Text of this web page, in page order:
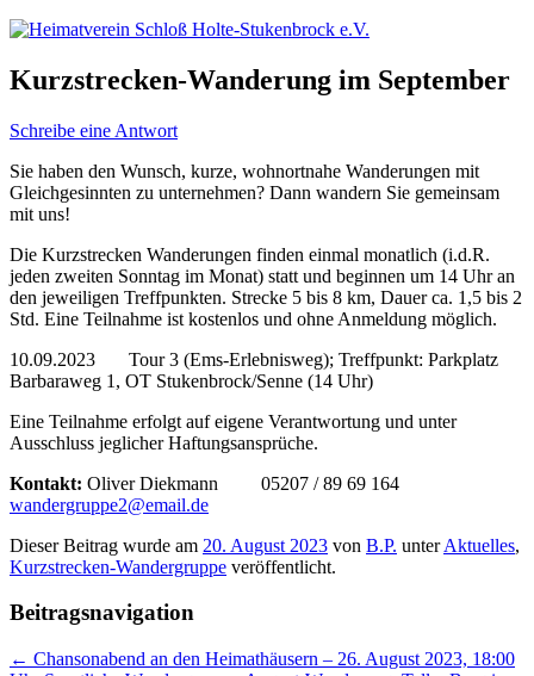
Kurzstrecken-Wanderung im September
Schreibe eine Antwort
Sie haben den Wunsch, kurze, wohnortnahe Wanderungen mit
Gleichgesinnten zu unternehmen? Dann wandern Sie gemeinsam
mit uns!
Die Kurzstrecken Wanderungen finden einmal monatlich (i.d.R.
jeden zweiten Sonntag im Monat) statt und beginnen um 14 Uhr an
den jeweiligen Treffpunkten. Strecke 5 bis 8 km, Dauer ca. 1,5 bis 2
Std. Eine Teilnahme ist kostenlos und ohne Anmeldung möglich.
10.09.2023 Tour 3 (Ems-Erlebnisweg); Treffpunkt: Parkplatz
Barbaraweg 1, OT Stukenbrock/Senne (14 Uhr)
Eine Teilnahme erfolgt auf eigene Verantwortung und unter
Ausschluss jeglicher Haftungsansprüche.
Kontakt: Oliver Diekmann 05207 / 89 69 164
wandergruppe2@email.de
Dieser Beitrag wurde am 20. August 2023 von B.P. unterAktuelles,
Kurzstrecken-Wandergruppe veröffentlicht.
Beitragsnavigation
← Chansonabend an den Heimathäusern – 26. August 2023, 18:00